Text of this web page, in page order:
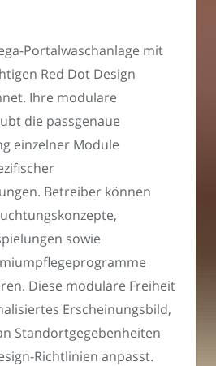
Portalwaschanlage mit
Red Dot Design
Ihre modulare
die passgenaue
einzelner Module
Betreiber können
sowie
Diese modulare Freiheit
Erscheinungsbild,
Standortgegebenheiten
Richtlinien anpasst.